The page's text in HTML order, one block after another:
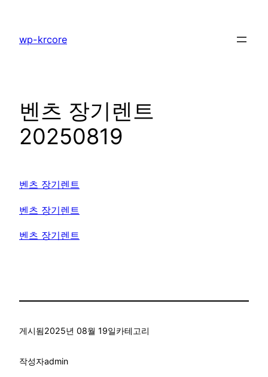
wp-krcore
벤츠 장기렌트
20250819
벤츠 장기렌트
벤츠 장기렌트
벤츠 장기렌트
게시됨2025년 08월 19일카테고리
작성자admin